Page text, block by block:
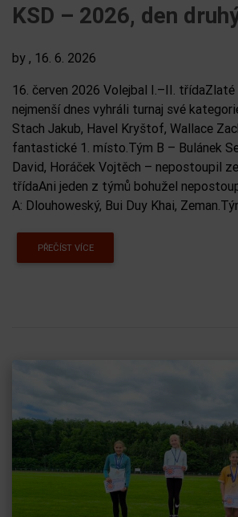
KSD – 2026, den
by , 16. 6. 2026
16. červen 2026 Volejbal I.–II.
nejmenší dnes vyhráli turnaj své
Stach Jakub, Havel Kryštof, Wallace
fantastické 1. místo.Tým B – Bulánek
David, Horáček Vojtěch – nepostoupil
třídaAni jeden z týmů bohužel
A: Dlouhoweský, Bui Duy Khai,
PŘEČÍST VÍCE